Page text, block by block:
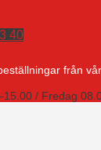
40
från
/ Fredag